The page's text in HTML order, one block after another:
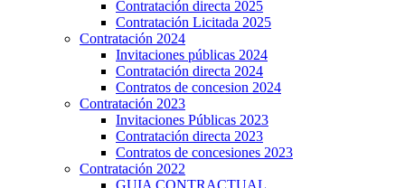
Contratación directa 2025
Contratación Licitada 2025
Contratación 2024
Invitaciones públicas 2024
Contratación directa 2024
Contratos de concesion 2024
Contratación 2023
Invitaciones Públicas 2023
Contratación directa 2023
Contratos de concesiones 2023
Contratación 2022
GUIA CONTRACTUAL